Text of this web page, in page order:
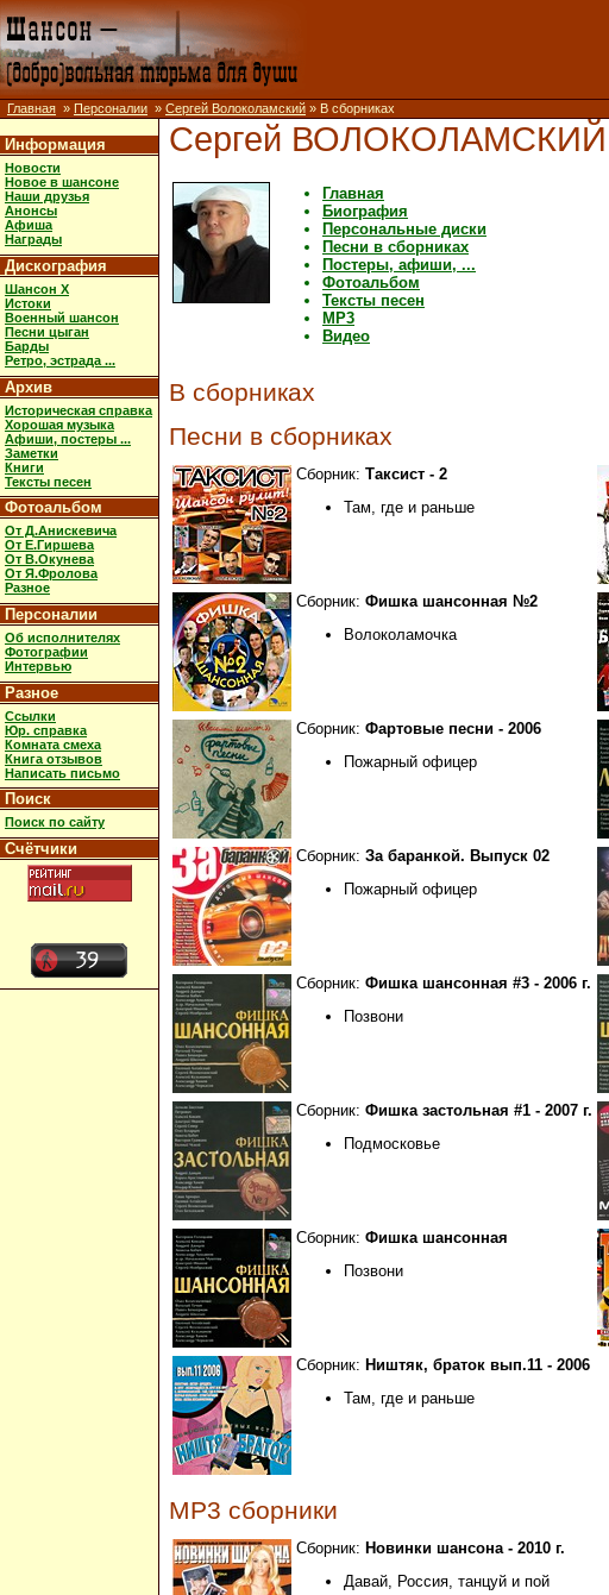
Главная » Персоналии » Сергей Волоколамский » В сборниках
Информация
Новости
Новое в шансоне
Наши друзья
Анонсы
Афиша
Награды
Дискография
Шансон X
Истоки
Военный шансон
Песни цыган
Барды
Ретро, эстрада ...
Архив
Историческая справка
Хорошая музыка
Афиши, постеры ...
Заметки
Книги
Тексты песен
Фотоальбом
От Д.Анискевича
От Е.Гиршева
От В.Окунева
От Я.Фролова
Разное
Персоналии
Об исполнителях
Фотографии
Интервью
Разное
Ссылки
Юр. справка
Комната смеха
Книга отзывов
Написать письмо
Поиск
Поиск по сайту
Счётчики
Сергей ВОЛОКОЛАМСКИЙ
Главная
Биография
Персональные диски
Песни в сборниках
Постеры, афиши, ...
Фотоальбом
Тексты песен
MP3
Видео
В сборниках
Песни в сборниках
Сборник: Таксист - 2
Там, где и раньше
Сборник: Фишка шансонная №2
Волоколамочка
Сборник: Фартовые песни - 2006
Пожарный офицер
Сборник: За баранкой. Выпуск 02
Пожарный офицер
Сборник: Фишка шансонная #3 - 2006 г.
Позвони
Сборник: Фишка застольная #1 - 2007 г.
Подмосковье
Сборник: Фишка шансонная
Позвони
Сборник: Ништяк, браток вып.11 - 2006
Там, где и раньше
MP3 сборники
Сборник: Новинки шансона - 2010 г.
Давай, Россия, танцуй и пой